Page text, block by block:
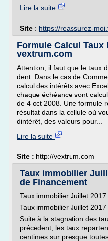
Lire la suite
Site : https://reassurez-
Formule Calcul Taux
vextrum.com
Attention, il faut que le taux
dent. Dans le cas de
calcul des intérêts avec
chaque échéance sont
de 4 oct 2008. Une formule
résultat dans la cellule où
dintérêt, des valeurs pour...
Lire la suite
Site : http://vextrum.com
Taux immobilier
de Financement
Taux immobilier Juillet 2017
Taux immobilier Juillet 2017
Suite à la stagnation des
précédent, les taux
centimes sur presque